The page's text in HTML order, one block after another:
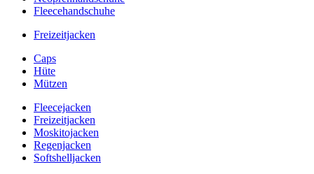
Fleecehandschuhe
Freizeitjacken
Caps
Hüte
Mützen
Fleecejacken
Freizeitjacken
Moskitojacken
Regenjacken
Softshelljacken